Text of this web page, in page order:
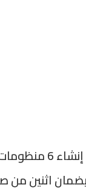
وقال إن
اثنين من